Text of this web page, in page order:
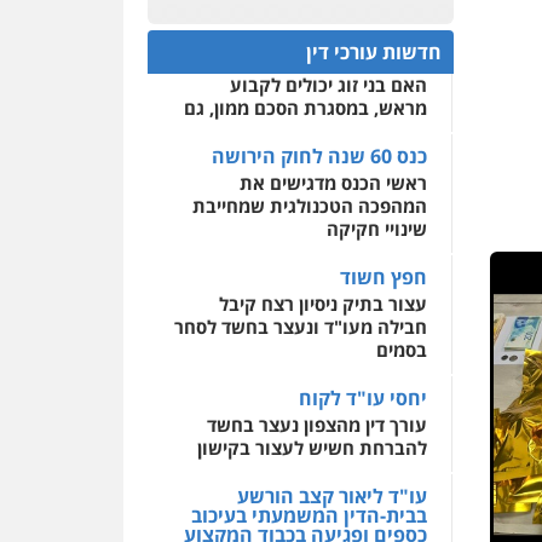
פלילי פשיעה חמורה
מעצרים וחקירות
0505212444
עו"ד אסף גונן
פלילי פשע חמור תעבורה
צבא מעצרים וחקירות
0542255161
גל דהן – משרד עורך דין
פלילי
0544723840
גיל פרידמן – משרד עו"ד
וחקירות מחיקת רישום פלילי
0503366733
מרכז התחלה חדשה
אסירים עבירות מין
שירותים מקצועיים לעורכי
0544500346
חדשות עורכי דין
ראשי הכנס מדגישים את
המהפכה הטכנולגית שמחייבת
שינויי חקיקה
חפץ חשוד
עצור בתיק ניסיון רצח קיבל
חבילה מעו"ד ונעצר בחשד לסחר
בסמים
יחסי עו"ד לקוח
עורך דין מהצפון נעצר בחשד
להברחת חשיש לעצור בקישון
עו"ד ליאור קצב הורשע
בבית-הדין המשמעתי בעיכוב
חודש בלבד לאחר שהופיע בכנס
לשכת עורכי הדין, קצב הורשע
עורך-דין חשוד בהעלמת הכנסות
והתחמקות ממס רכישה